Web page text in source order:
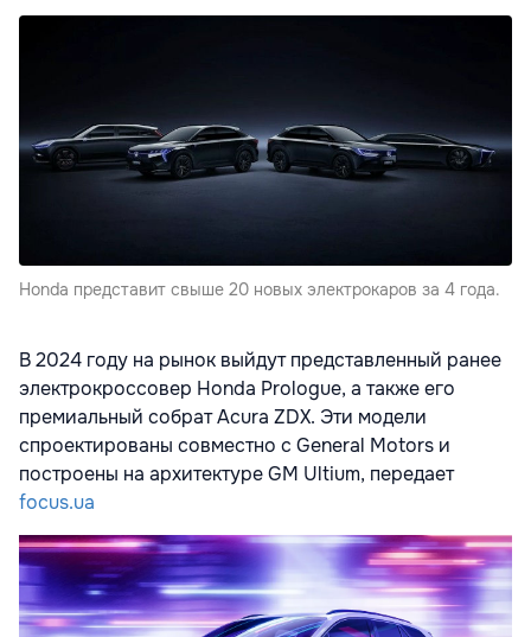
Honda представит свыше 20 новых электрокаров за 4 года.
В 2024 году на рынок выйдут представленный ранее
электрокроссовер Honda Prologue, а также его
премиальный собрат Acura ZDX. Эти модели
спроектированы совместно с General Motors и
построены на архитектуре GM Ultium, передает
focus.ua